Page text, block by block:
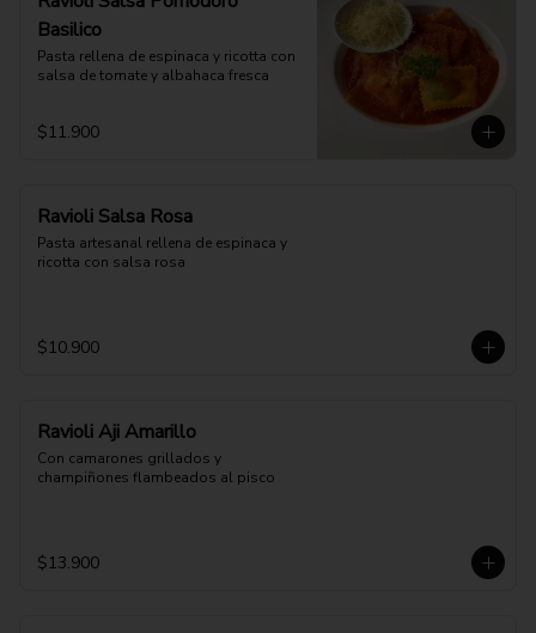
Basilico
Pasta rellena de espinaca y ricotta con
salsa de tomate y albahaca fresca
$11.900
Ravioli Salsa Rosa
Pasta artesanal rellena de espinaca y
ricotta con salsa rosa
$10.900
Ravioli Aji Amarillo
Con camarones grillados y
champiñones flambeados al pisco
$13.900